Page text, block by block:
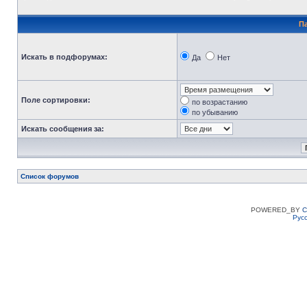
Искать в подфорумах: Да Нет
Поле сортировки:
по возрастанию
по убыванию
Искать сообщения за:
Список форумов
POWERED_BY